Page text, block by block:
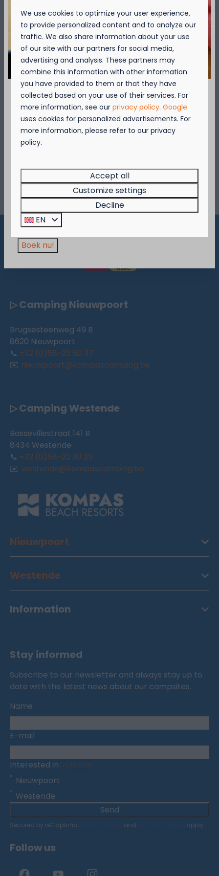
14u) MAX 25 DEELNEMERS - VOLZET!
Optional
VOLZET
Jouw voor- en familienaam:
Telefoonnummer
Jouw e-mailadres
* = verplicht veld
Pay safe
▷ Camping Nieuwpoort
Brugsesteenweg 49 B
8620 Nieuwpoort
📞 +32 (0)58-23 60 37
✉️ nieuwpoort@kompascamping.be
▷ Camping Westende
Bassevillestraat 141 B
8434 Westende
📞 +32 (0)58-22 30 25
✉️ westende@kompascamping.be
Nieuwpoort
Westende
Information
Stay informed
Subscribe to our newsletter and always stay up to
date with the latest news about our campsites.
Name
E-mail
Interested in
Nieuwpoort
Westende
Send
Secured by reCaptcha, and apply.
Follow us
September = Mosselmaand!
Geniet van 2 t.e.m. 28 september van 50%
korting op de mosselprijs voor 2 personen
Kompas Beach Resort:
Brasserie VierTorrein Nieuwpoort &BAS Grill
& Terracein Westende.
Wees er snel bij, want de actie is geldig zolang
de voorraad strekt!
Boek nu!
We use cookies to optimize your user experience,
to provide personalized content and to analyze our
traffic. We also share information about your use
of our site with our partners for social media,
advertising and analysis. These partners may
combine this information with other information
you have provided to them or that they have
collected based on your use of their services. For
more information, see ourprivacy policy.Google
uses cookies for personalized advertisements. For
more information, please refer to our privacy
policy.
Accept all
Customize settings
Decline
EN